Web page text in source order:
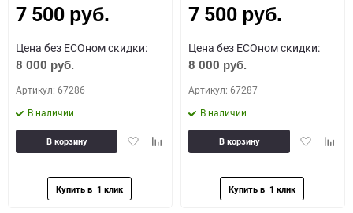
7 500 руб.
Цена без ECOном скидки:
8 000 руб.
Артикул: 67286
В наличии
ДобавитьДобавить
В корзину
7 500 руб.
Цена без ECOном скидки:
8 000 руб.
Артикул: 67287
В наличии
Добавить
В корзину